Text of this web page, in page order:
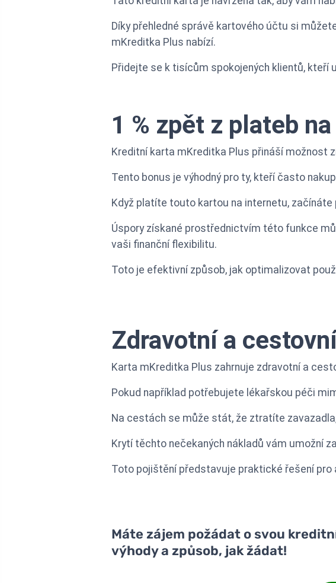
Díky přehledné správě kartového účtu si
mKreditka Plus nabízí.
Přidejte se k tisícům spokojených klientů, kteří
1 % zpět z plateb
Kreditní karta mKreditka Plus přináší možnost
Tento bonus je výhodný pro ty, kteří často
Když platíte touto kartou na internetu,
Úspory získané prostřednictvím této funkce
vaši finanční flexibilitu.
Toto je efektivní způsob, jak optimalizovat
Zdravotní a
Karta mKreditka Plus zahrnuje zdravotní a
Pokud například potřebujete lékařskou péči
Na cestách se může stát, že ztratíte
Krytí těchto nečekaných nákladů vám umožní
Toto pojištění představuje praktické řešení
Máte zájem požádat o svou
výhody a způsob, jak žádat!